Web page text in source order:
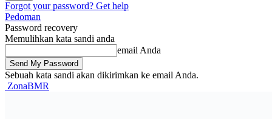
Forgot your password? Get help
Pedoman
Password recovery
Memulihkan kata sandi anda
email Anda
Sebuah kata sandi akan dikirimkan ke email Anda.
ZonaBMR